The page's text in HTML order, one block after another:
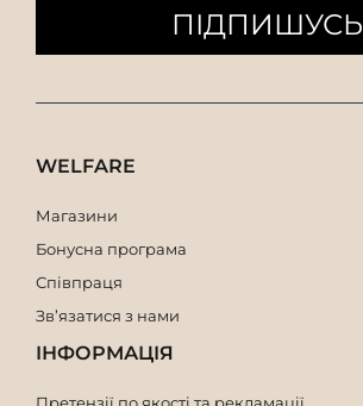
ПІДПИШУСЬ
WELFARE
Магазини
Бонусна програма
Співпраця
Зв’язатися з нами
ІНФОРМАЦІЯ